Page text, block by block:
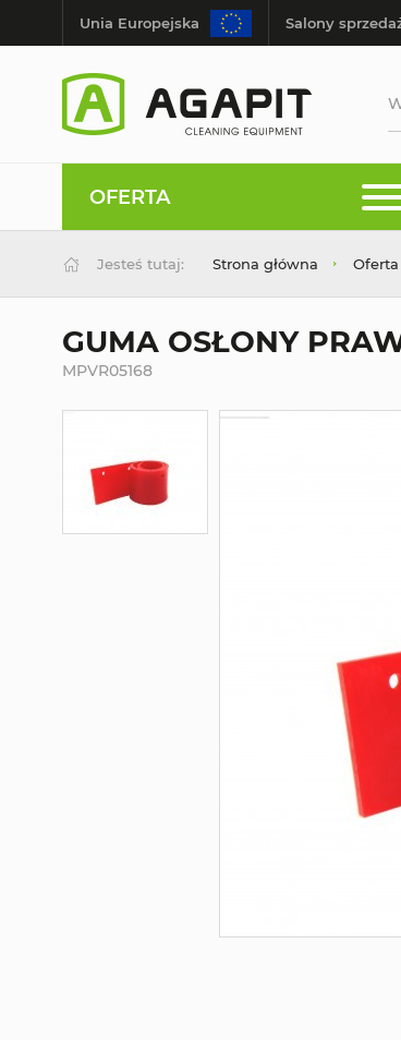
Unia Europejska Salony
OFERTA
Jesteś tutaj: Strona główna Oferta
GUMA OSŁONY
MPVR05168